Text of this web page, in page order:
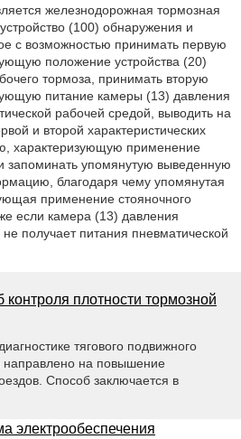
железнодорожная тормозная
(100) обнаружения и
с возможностью принимать первую
положение устройства (20)
тормоза, принимать вторую
питание камеры (13) давления
рабочей средой, выводить на
и второй характеристических
характеризующую применение
запоминать упомянутую выведенную
благодаря чему упомянутая
применение стояночного
если камера (13) давления
получает питания пневматической
контроля плотности тормозной
тягового подвижного
направлено на повышение
Способ заключается в
электрообеспечения